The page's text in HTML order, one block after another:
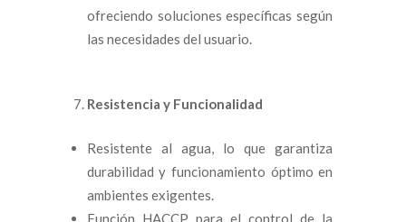
ofreciendo soluciones específicas según
las necesidades del usuario.
Resistencia y Funcionalidad
Resistente al agua, lo que garantiza
durabilidad y funcionamiento óptimo en
ambientes exigentes.
Función HACCP para el control de la